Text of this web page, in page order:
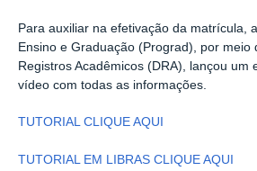
Para auxiliar na efetivação da matrícula,
Ensino e Graduação (Prograd), por meio
Registros Acadêmicos (DRA), lançou um
vídeo com todas as informações.
TUTORIAL CLIQUE AQUI
TUTORIAL EM LIBRAS CLIQUE AQUI